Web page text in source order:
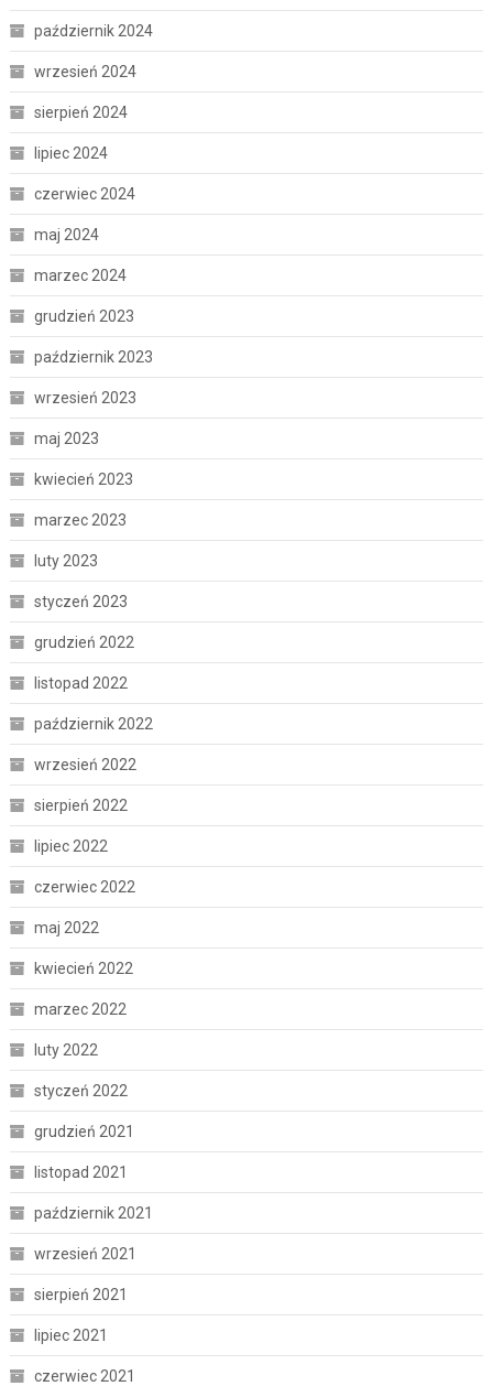
październik 2024
wrzesień 2024
sierpień 2024
lipiec 2024
czerwiec 2024
maj 2024
marzec 2024
grudzień 2023
październik 2023
wrzesień 2023
maj 2023
kwiecień 2023
marzec 2023
luty 2023
styczeń 2023
grudzień 2022
listopad 2022
październik 2022
wrzesień 2022
sierpień 2022
lipiec 2022
czerwiec 2022
maj 2022
kwiecień 2022
marzec 2022
luty 2022
styczeń 2022
grudzień 2021
listopad 2021
październik 2021
wrzesień 2021
sierpień 2021
lipiec 2021
czerwiec 2021